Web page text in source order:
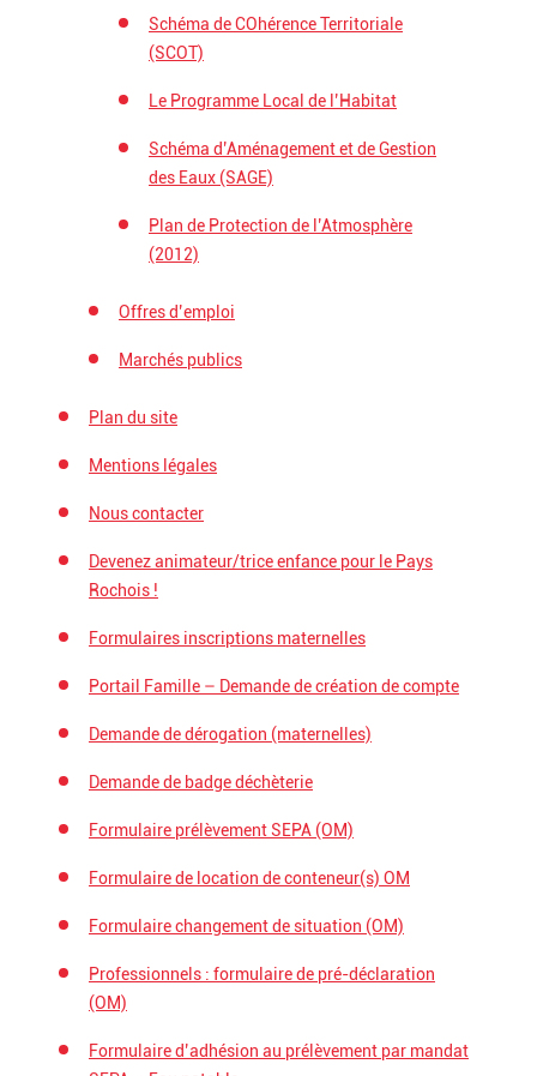
Schéma de COhérence Territoriale
(SCOT)
Le Programme Local de l’Habitat
Schéma d’Aménagement et de Gestion
des Eaux (SAGE)
Plan de Protection de l’Atmosphère
(2012)
Offres d’emploi
Marchés publics
Plan du site
Mentions légales
Nous contacter
Devenez animateur/trice enfance pour le Pays
Rochois !
Formulaires inscriptions maternelles
Portail Famille – Demande de création de compte
Demande de dérogation (maternelles)
Demande de badge déchèterie
Formulaire prélèvement SEPA (OM)
Formulaire de location de conteneur(s) OM
Formulaire changement de situation (OM)
Professionnels : formulaire de pré-déclaration
(OM)
Formulaire d’adhésion au prélèvement par mandat